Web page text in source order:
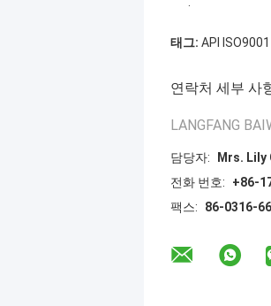
태그: API
연락처 세부 사
LANGFANG
담당자:
Mrs. Lily
전화 번호:
+86-
팩스:
86-0316-